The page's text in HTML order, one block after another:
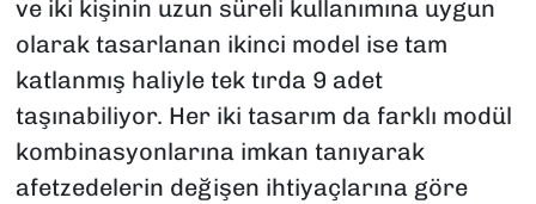
ve iki kişinin uzun süreli kullanımına uygun
olarak tasarlanan ikinci model ise tam
katlanmış haliyle tek tırda 9 adet
taşınabiliyor. Her iki tasarım da farklı modül
kombinasyonlarına imkan tanıyarak
afetzedelerin değişen ihtiyaçlarına göre